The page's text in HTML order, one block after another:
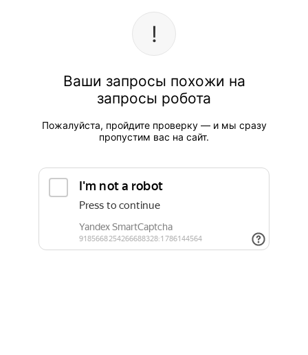
Ваши запросы похожи на
запросы робота
Пожалуйста, пройдите проверку — и мы сразу
пропустим вас на сайт.